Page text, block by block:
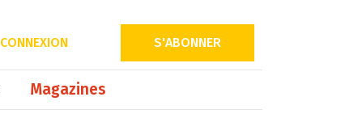
CONNEXION S'ABONNER
Magazines